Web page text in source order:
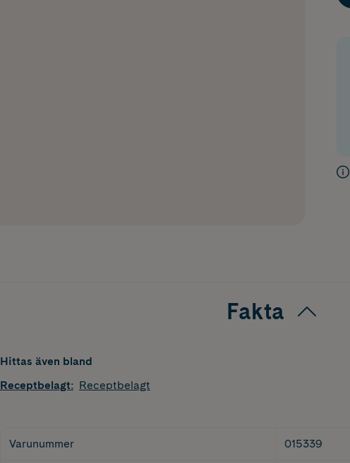
Fakta
Hittas även bland
Receptbelagt: Receptbelagt
Varunummer 015339